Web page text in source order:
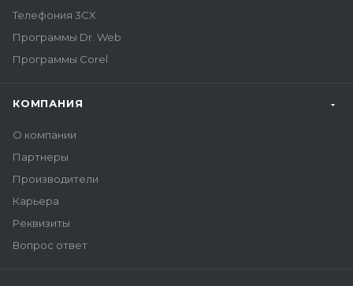
Телефония 3CX
Программы Dr. Web
Программы Corel
КОМПАНИЯ
О компании
Партнеры
Производители
Карьера
Реквизиты
Вопрос ответ